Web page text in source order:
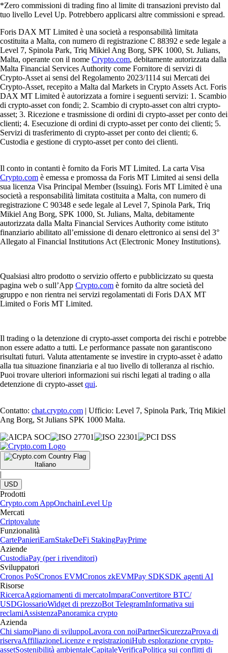
*Zero commissioni di trading fino al limite di transazioni previsto dal
tuo livello Level Up. Potrebbero applicarsi altre commissioni e spread.
Foris DAX MT Limited è una società a responsabilità limitata
costituita a Malta, con numero di registrazione C 88392 e sede legale a
Level 7, Spinola Park, Triq Mikiel Ang Borg, SPK 1000, St. Julians,
Malta, operante con il nome Crypto.com, debitamente autorizzata dalla
Malta Financial Services Authority come Fornitore di servizi di
Crypto-Asset ai sensi del Regolamento 2023/1114 sui Mercati dei
Crypto-Asset, recepito a Malta dal Markets in Crypto Assets Act. Foris
DAX MT Limited è autorizzata a fornire i seguenti servizi: 1. Scambio
di crypto-asset con fondi; 2. Scambio di crypto-asset con altri crypto-
asset; 3. Ricezione e trasmissione di ordini di crypto-asset per conto dei
clienti; 4. Esecuzione di ordini di crypto-asset per conto dei clienti; 5.
Servizi di trasferimento di crypto-asset per conto dei clienti; 6.
Custodia e gestione di crypto-asset per conto dei clienti.
Il conto in contanti è fornito da Foris MT Limited. La carta Visa
Crypto.com è emessa e promossa da Foris MT Limited ai sensi della
sua licenza Visa Principal Member (Issuing). Foris MT Limited è una
società a responsabilità limitata costituita a Malta, con numero di
registrazione C 90348 e sede legale al Level 7, Spinola Park, Triq
Mikiel Ang Borg, SPK 1000, St. Julians, Malta, debitamente
autorizzata dalla Malta Financial Services Authority come istituto
finanziario abilitato all’emissione di denaro elettronico ai sensi del 3°
Allegato al Financial Institutions Act (Electronic Money Institutions).
Qualsiasi altro prodotto o servizio offerto e pubblicizzato su questa
pagina web o sull’App Crypto.com è fornito da altre società del
gruppo e non rientra nei servizi regolamentati di Foris DAX MT
Limited o Foris MT Limited.
Il trading o la detenzione di crypto-asset comporta dei rischi e potrebbe
non essere adatto a tutti. Le performance passate non garantiscono
risultati futuri. Valuta attentamente se investire in crypto-asset è adatto
alla tua situazione finanziaria e al tuo livello di tolleranza al rischio.
Puoi trovare ulteriori informazioni sui rischi legati al trading o alla
detenzione di crypto-asset qui.
Contatto: chat.crypto.com | Ufficio: Level 7, Spinola Park, Triq Mikiel
Ang Borg, St Julians SPK 1000 Malta.
Italiano
|
USD
Prodotti
Crypto.com AppOnchainLevel Up
Mercati
Criptovalute
Funzionalità
CartePanieriEarnStakeDeFi StakingPayPrime
Aziende
CustodiaPay (per i rivenditori)
Sviluppatori
Cronos PoSCronos EVMCronos zkEVMPay SDKSDK agenti AI
Risorse
RicercaAggiornamenti di mercatoImparaConvertitore BTC/
USDGlossarioWidget di prezzoBot TelegramInformativa sui
reclamiAssistenzaPanoramica crypto
Azienda
Chi siamoPiano di sviluppoLavora con noiPartnerSicurezzaProva di
riservaAffiliazioneLicenze e registrazioniHub esplorazione crypto-
assetSostenibilità ambientaleCapitaleVerificaPolitica sui conflitti di